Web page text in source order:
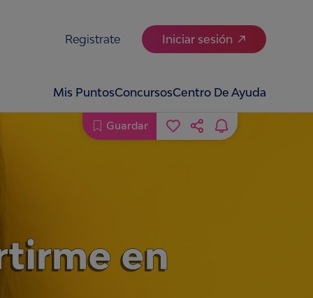
Registrate Iniciar sesión
Mis PuntosConcursosCentro De Ayuda
en
Guardar